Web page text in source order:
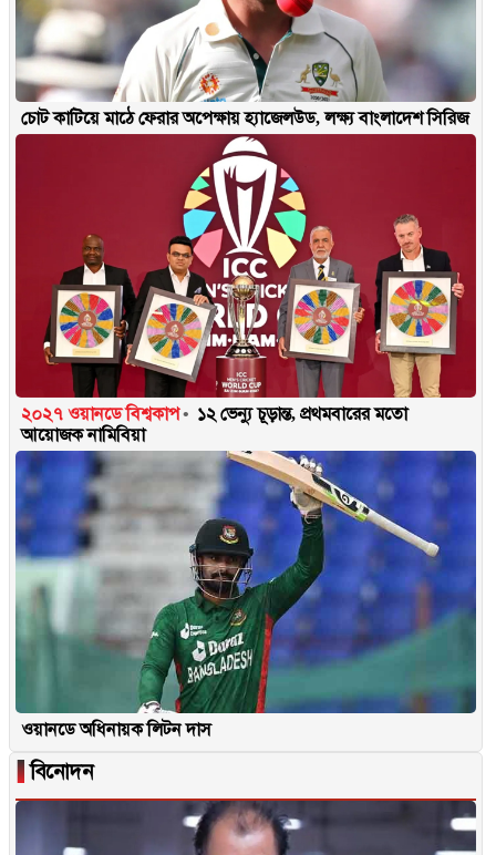
চোট কাটিয়ে মাঠে ফেরার অপেক্ষায় হ্যাজেলউড, লক্ষ্য বাংলাদেশ সিরিজ
২০২৭ ওয়ানডে বিশ্বকাপ
১২ ভেন্যু চূড়ান্ত, প্রথমবারের মতো
আয়োজক নামিবিয়া
ওয়ানডে অধিনায়ক লিটন দাস
▐বিনোদন